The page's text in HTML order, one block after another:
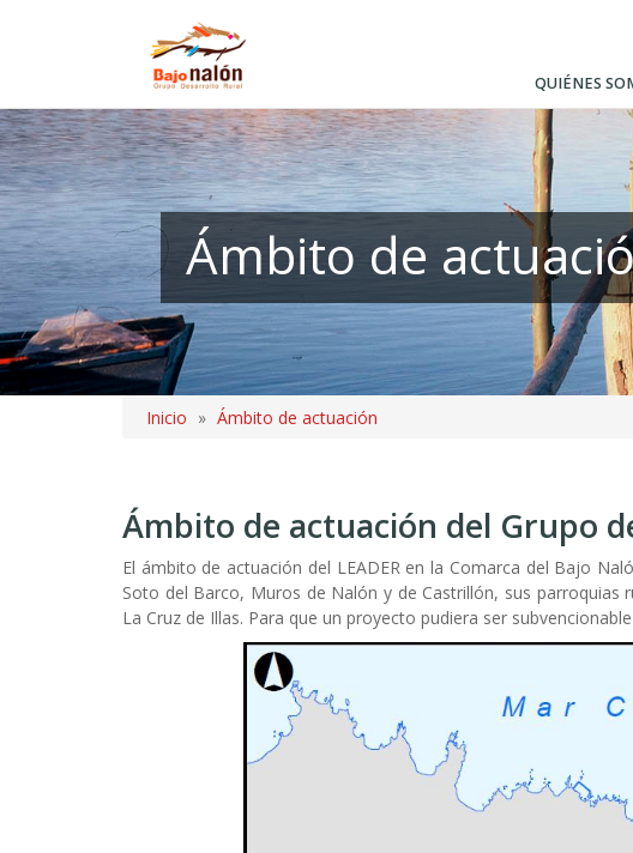
QUIÉNES
Ámbito de
de
ayuda
a
navegación
Inicio Ámbito de actuación
Ámbito de actuación del Grupo
El ámbito de actuación del LEADER en la Comarca del Bajo
Soto del Barco, Muros de Nalón y de Castrillón, sus
La Cruz de Illas. Para que un proyecto pudiera ser